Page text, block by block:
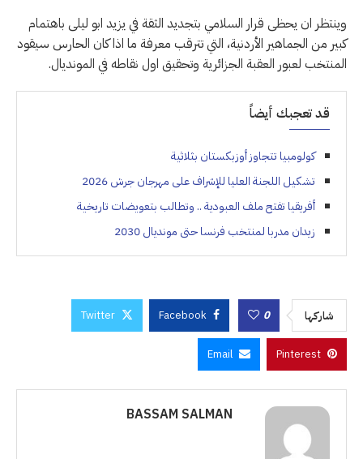
وينتظر ان يحظى قرار السلامي بتجديد الثقة في يزيد ابو ليلى باهتمام
كبير من الجماهير الأردنية، التي تترقب معرفة ما اذا كان الحارس سيقود
المنتخب لعبور العقبة الجزائرية وتحقيق اول نقاطه في المونديال.
قد تعجبك أيضاً
كولومبيا تتجاوز أوزبكستان بثلاثية
تشكيل اللجنة العليا للإشراف على مهرجان جرش 2026
أفريقيا تفتح ملف العبودية .. وتطالب بتعويضات تاريخية
زيدان مدربا لمنتخب فرنسا حتى مونديال 2030
شاركها 0
Facebook
Twitter
Pinterest
Email
BASSAM SALMAN